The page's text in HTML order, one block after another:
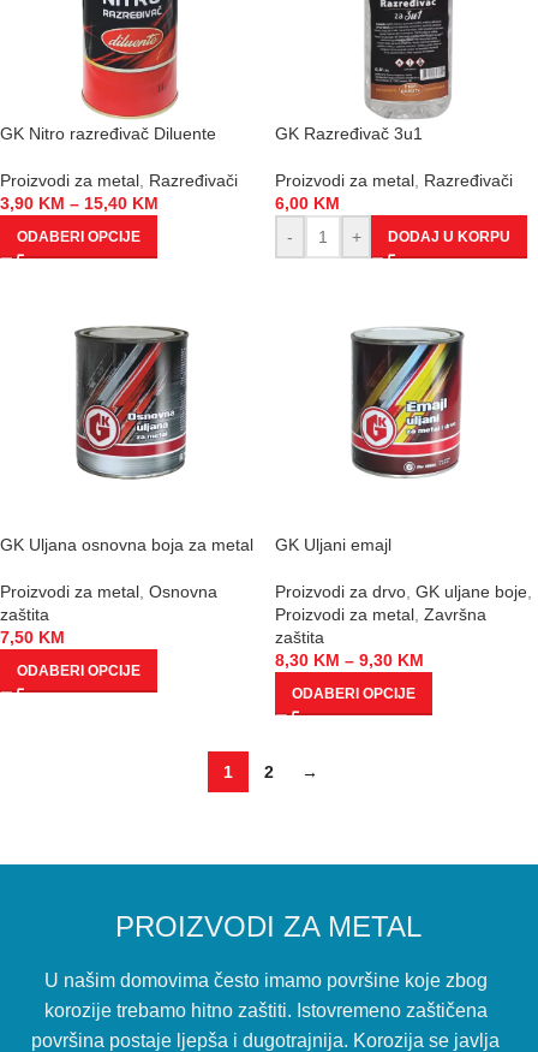
GK Nitro razređivač Diluente
Proizvodi za metal Razređivači
3,90 KM – 15,40 KM
ODABERI OPCIJE
GK Razređivač 3u1
Proizvodi za metal Razređivači
6,00 KM
-
+ DODAJ U KORPU
GK Uljana osnovna boja za metal
Proizvodi za metal Osnovna
zaštita
7,50 KM
ODABERI OPCIJE
GK Uljani emajl
Proizvodi za drvo GK uljane boje
Proizvodi za metal Završna
zaštita
8,30 KM – 9,30 KM
ODABERI OPCIJE
1 2 →
PROIZVODI ZA METAL
U našim domovima često imamo površine koje zbog
korozije trebamo hitno zaštiti. Istovremeno zaštičena
površina postaje ljepša i dugotrajnija. Korozija se javlja